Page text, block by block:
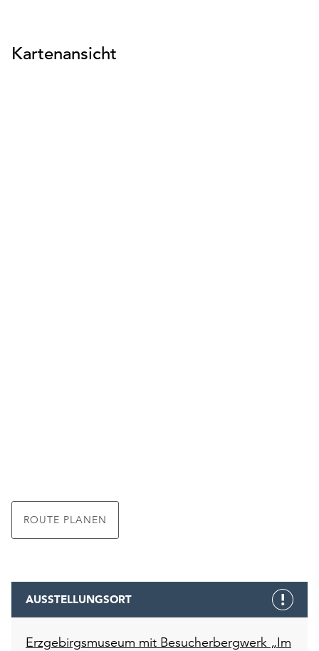
Kartenansicht
ROUTE PLANEN
AUSSTELLUNGSORT
Erzgebirgsmuseum mit Besucherbergwerk „Im